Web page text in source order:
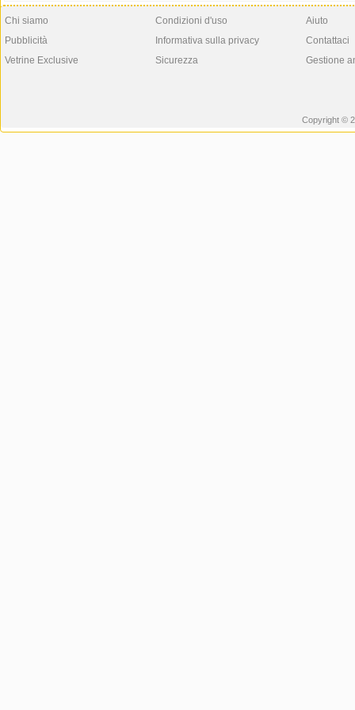
Chi siamo
Pubblicità
Vetrine Exclusive
Condizioni d'uso
Informativa sulla privacy
Sicurezza
Aiuto
Contattaci
Gestione
Copyright ©